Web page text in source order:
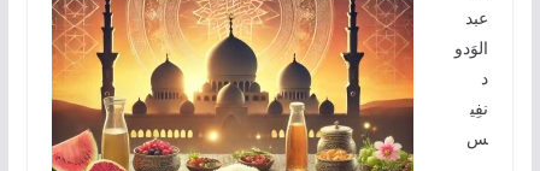
عبد
الوَدو
د
نفِي
س